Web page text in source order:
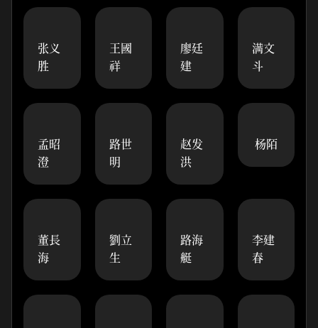
张义
胜
王國
祥
廖廷
建
满文
斗
孟昭
澄
路世
明
赵发
洪
杨陌
董長
海
劉立
生
路海
艇
李建
春